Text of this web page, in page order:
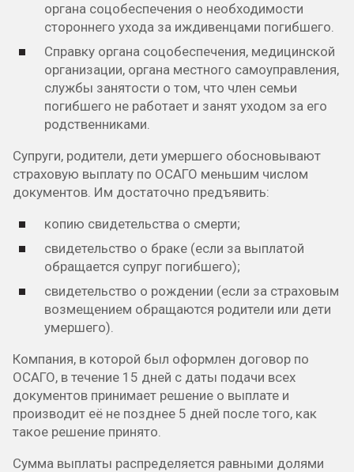
органа соцобеспечения о необходимости
стороннего ухода за иждивенцами погибшего.
Справку органа соцобеспечения, медицинской
организации, органа местного самоуправления,
службы занятости о том, что член семьи
погибшего не работает и занят уходом за его
родственниками.
Супруги, родители, дети умершего обосновывают
страховую выплату по ОСАГО меньшим числом
документов. Им достаточно предъявить:
копию свидетельства о смерти;
свидетельство о браке (если за выплатой
обращается супруг погибшего);
свидетельство о рождении (если за страховым
возмещением обращаются родители или дети
умершего).
Компания, в которой был оформлен договор по
ОСАГО, в течение 15 дней с даты подачи всех
документов принимает решение о выплате и
производит её не позднее 5 дней после того, как
такое решение принято.
Сумма выплаты распределяется равными долями